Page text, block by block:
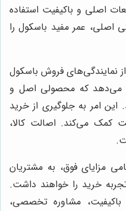
اصلی و باکیفیت استفاده
اصلی، عمر مفید باسکول را
نمایندگی‌های فروش باسکول
می‌دهد که محصولی اصل و
این امر به جلوگیری از خرید
کمک می‌کند. اصالت کالا،
مزایای فوق، به مشتریان
خرید را خواهند داشت.
باکیفیت، مشاوره تخصصی،